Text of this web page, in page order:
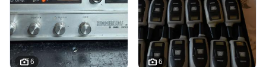
6 6